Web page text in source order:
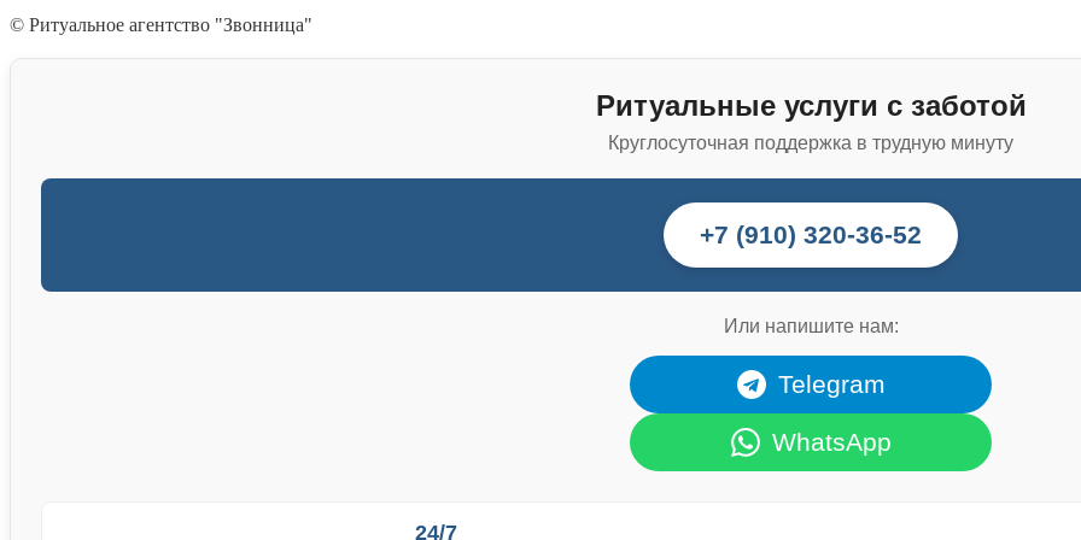
© Ритуальное агентство "Звонница"
Ритуальные услуги с заботой
Круглосуточная поддержка в трудную минуту
+7 (910) 320-36-52
Или напишите нам:
Telegram
WhatsApp
24/7